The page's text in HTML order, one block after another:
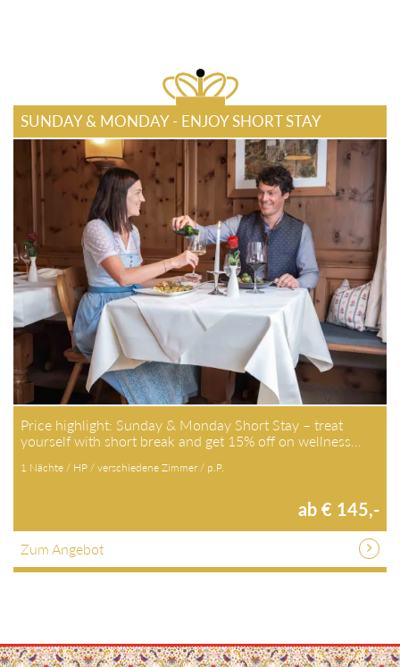
SUNDAY & MONDAY - ENJOY SHORT STAY
Price highlight: Sunday & Monday Short Stay – treat
yourself with short break and get 15% off on wellness…
1 Nächte / HP / verschiedene Zimmer / p.P.
ab € 145,-
Zum Angebot